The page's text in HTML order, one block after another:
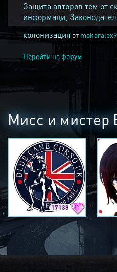
Защита авторов тем от
информаци,
колонизация от
Перейти на форум
Мисс и мистер
17138